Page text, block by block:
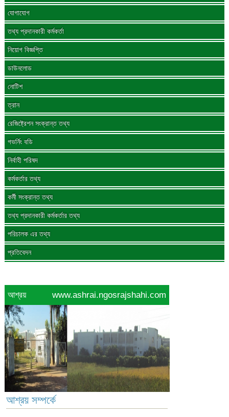
যোগাযোগ
তথ্য প্রদানকারী কর্মকর্তা
নিয়োগ বিজ্ঞপ্তি
ডাউনলোড
নোটিশ
ত্রান
রেজিষ্ট্রেশন সংক্রান্ত তথ্য
গভর্নিং বডি
নির্বাহী পরিষদ
কর্মকর্তার তথ্য
কর্মী সংক্রান্ত তথ্য
তথ্য প্রদানকারী কর্মকর্তার তথ্য
পরিচালক এর তথ্য
প্রতিবেদন
আশ্রয় www.ashrai.ngosrajshahi.com
আশ্রয় সম্পর্কে